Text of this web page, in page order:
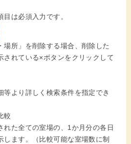
目は必須入力です。
場所」を削除する場合、削除した
されている×ボタンをクリックして
等より詳しく検索条件を指定でき
較
れた全ての室場の、1か月分の各日
します。（比較可能な室場数に制